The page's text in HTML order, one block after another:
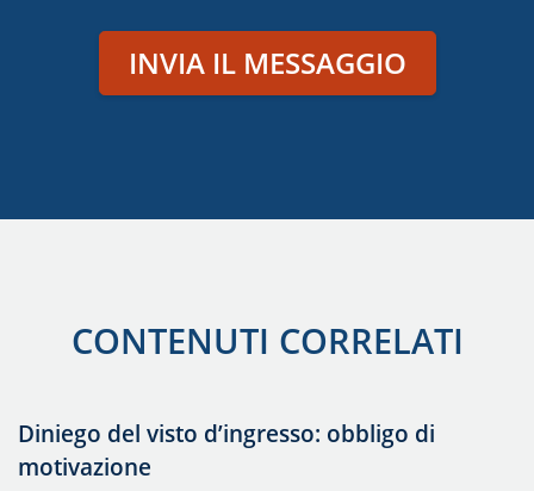
INVIA IL MESSAGGIO
CONTENUTI CORRELATI
Diniego del visto d’ingresso: obbligo di
motivazione